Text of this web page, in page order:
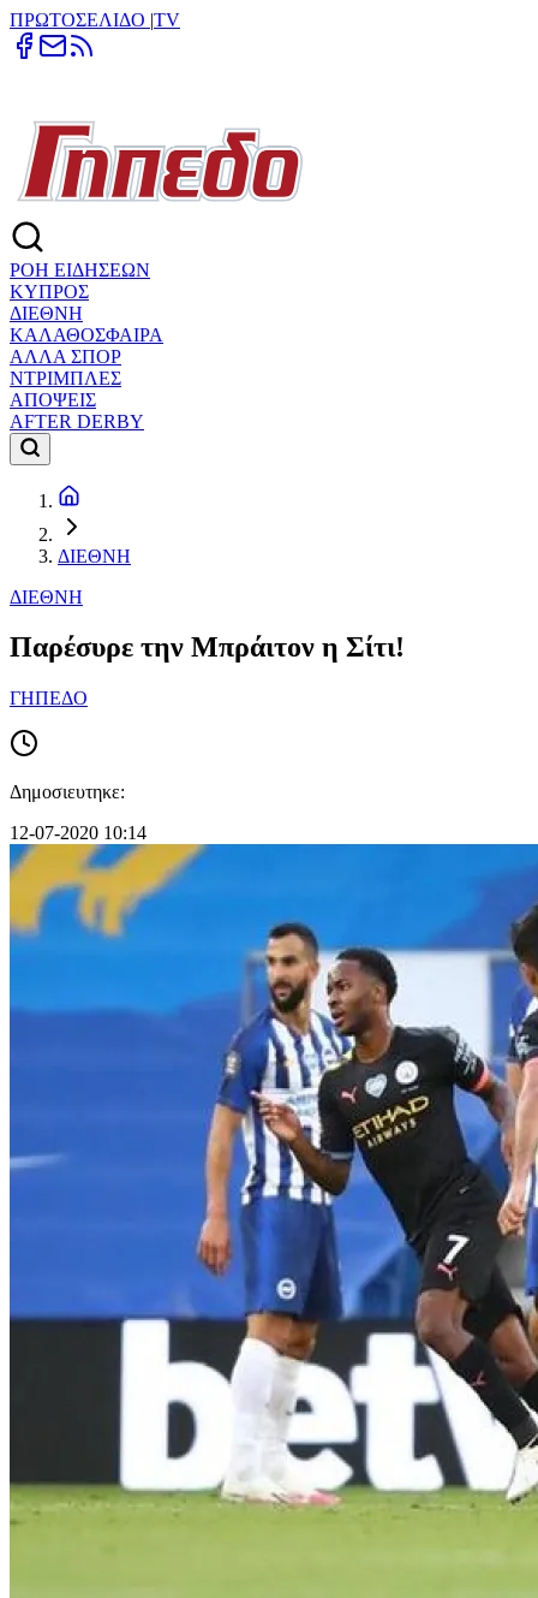
ΠΡΩΤΟΣΕΛΙΔΟ |TV
ΡΟΗ ΕΙΔΗΣΕΩΝ
ΚΥΠΡΟΣ
ΔΙΕΘΝΗ
ΚΑΛΑΘΟΣΦΑΙΡΑ
ΑΛΛΑ ΣΠΟΡ
ΝΤΡΙΜΠΛΕΣ
ΑΠΟΨΕΙΣ
AFTER DERBY
ΔΙΕΘΝΗ
ΔΙΕΘΝΗ
Παρέσυρε την Μπράιτον η Σίτι!
ΓΗΠΕΔΟ
Δημοσιευτηκε:
12-07-2020 10:14